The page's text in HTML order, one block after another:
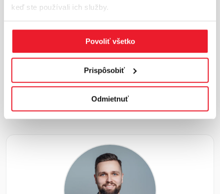
keď ste používali ich služby.
Povoliť všetko
Prispôsobiť
Odmietnuť
Celková plocha: 1 118 500 m²
V procese výstavby: 88 400 m²
Základné nájomné: 5,10 €